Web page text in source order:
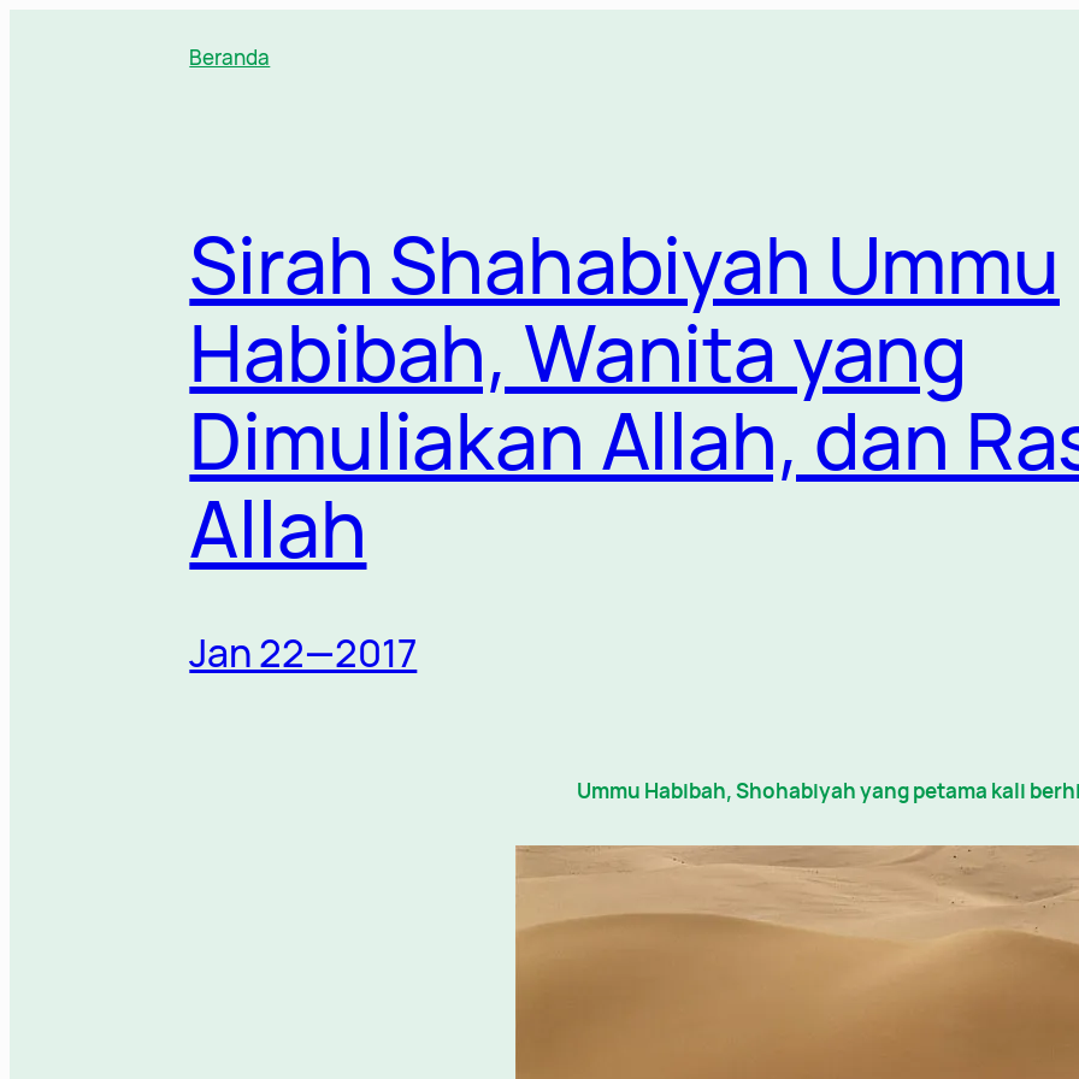
Beranda
Sirah Shahabiyah Ummu
Habibah, Wanita yang
Dimuliakan Allah, dan
Allah
Jan 22—2017
Ummu Habibah, Shohabiyah yang petama kali